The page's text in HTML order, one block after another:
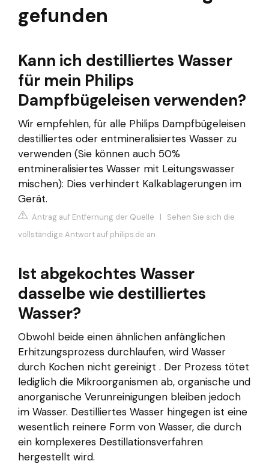
gefunden
Kann ich destilliertes Wasser
für mein Philips
Dampfbügeleisen verwenden?
Wir empfehlen, für alle Philips Dampfbügeleisen
destilliertes oder entmineralisiertes Wasser zu
verwenden (Sie können auch 50%
entmineralisiertes Wasser mit Leitungswasser
mischen): Dies verhindert Kalkablagerungen im
Gerät.
Antrag auf Entfernung der Quelle | Sehen Sie sich die
vollständige Antwort auf philips.de an
Ist abgekochtes Wasser
dasselbe wie destilliertes
Wasser?
Obwohl beide einen ähnlichen anfänglichen
Erhitzungsprozess durchlaufen, wird Wasser
durch Kochen nicht gereinigt . Der Prozess tötet
lediglich die Mikroorganismen ab, organische und
anorganische Verunreinigungen bleiben jedoch
im Wasser. Destilliertes Wasser hingegen ist eine
wesentlich reinere Form von Wasser, die durch
ein komplexeres Destillationsverfahren
hergestellt wird.